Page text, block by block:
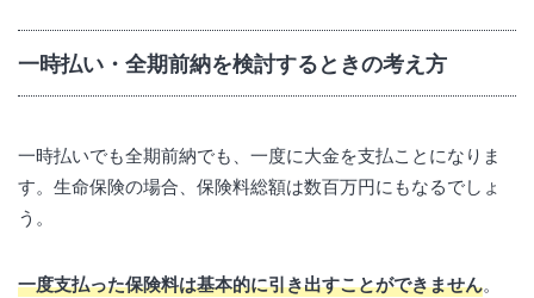
一時払い・全期前納を検討するときの考え方
一時払いでも全期前納でも、一度に大金を支払ことになりま
す。生命保険の場合、保険料総額は数百万円にもなるでしょ
う。
一度支払った保険料は基本的に引き出すことができません。